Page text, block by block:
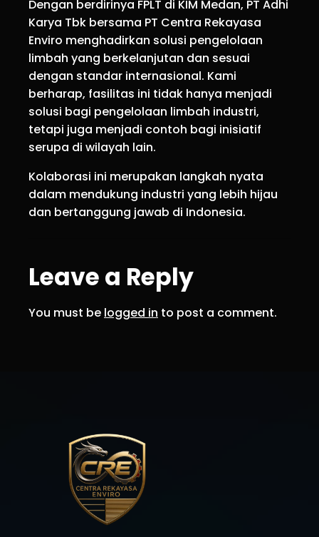
Dengan berdirinya FPLT di KIM Medan, PT Adhi
Karya Tbk bersama PT Centra Rekayasa
Enviro menghadirkan solusi pengelolaan
limbah yang berkelanjutan dan sesuai
dengan standar internasional. Kami
berharap, fasilitas ini tidak hanya menjadi
solusi bagi pengelolaan limbah industri,
tetapi juga menjadi contoh bagi inisiatif
serupa di wilayah lain.
Kolaborasi ini merupakan langkah nyata
dalam mendukung industri yang lebih hijau
dan bertanggung jawab di Indonesia.
Leave a Reply
You must be logged in to post a comment.